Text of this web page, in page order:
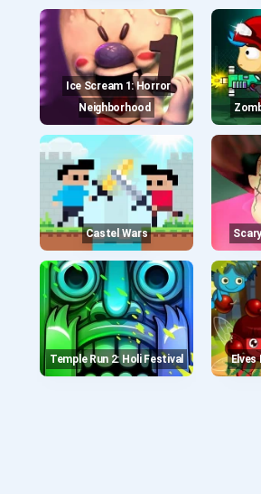
Neighborhood
Castel Wars
Temple Run 2: Holi Festival